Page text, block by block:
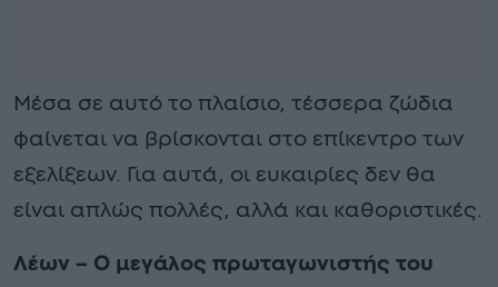
Μέσα σε αυτό το πλαίσιο, τέσσερα ζώδια
φαίνεται να βρίσκονται στο επίκεντρο των
εξελίξεων. Για αυτά, οι ευκαιρίες δεν θα
είναι απλώς πολλές, αλλά και καθοριστικές.
Λέων – Ο μεγάλος πρωταγωνιστής του